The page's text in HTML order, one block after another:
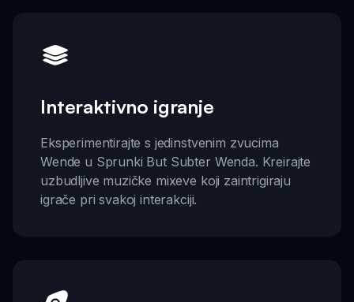
Interaktivno igranje
Eksperimentirajte s jedinstvenim zvucima
Wende u Sprunki But Subter Wenda. Kreirajte
uzbudljive muzičke mixeve koji zaintrigiraju
igrače pri svakoj interakciji.